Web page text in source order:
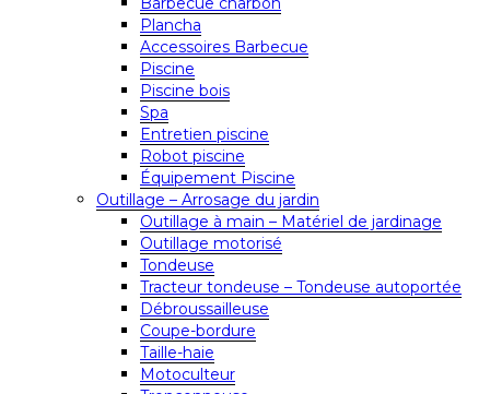
Plancha
Accessoires Barbecue
Piscine
Piscine bois
Spa
Entretien piscine
Robot piscine
Équipement Piscine
Outillage – Arrosage du jardin
Outillage à main – Matériel de jardinage
Outillage motorisé
Tondeuse
Tracteur tondeuse – Tondeuse autoportée
Débroussailleuse
Coupe-bordure
Taille-haie
Motoculteur